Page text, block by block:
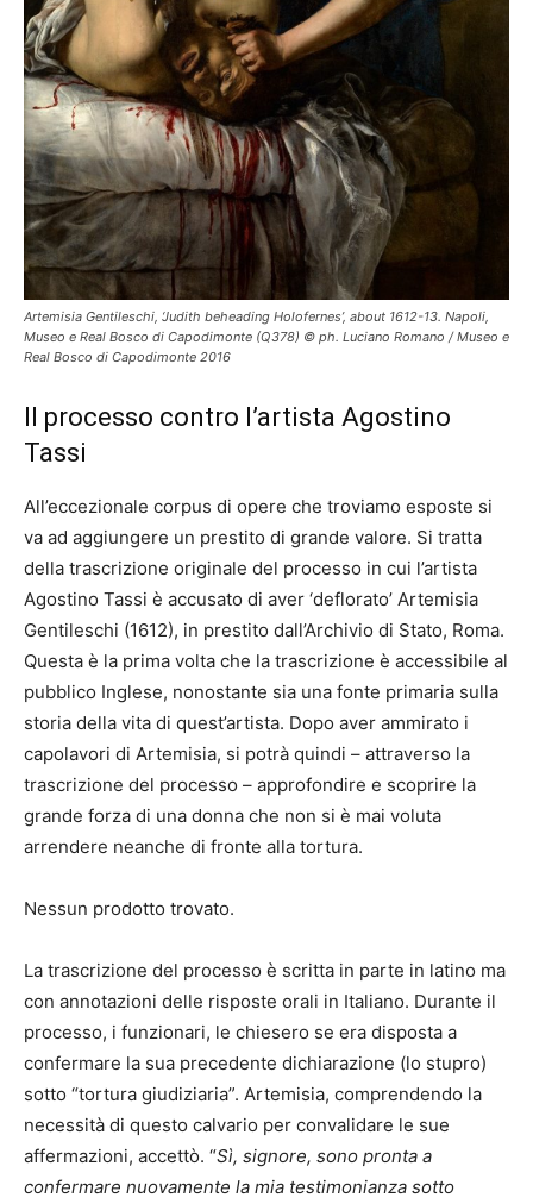
Artemisia Gentileschi, ‘Judith beheading Holofernes’, about 1612-13. Napoli,
Museo e Real Bosco di Capodimonte (Q378) © ph. Luciano Romano / Museo e
Real Bosco di Capodimonte 2016
Il processo contro l’artista Agostino
Tassi
All’eccezionale corpus di opere che troviamo esposte si
va ad aggiungere un prestito di grande valore. Si tratta
della trascrizione originale del processo in cui l’artista
Agostino Tassi è accusato di aver ‘deflorato’ Artemisia
Gentileschi (1612), in prestito dall’Archivio di Stato, Roma.
Questa è la prima volta che la trascrizione è accessibile al
pubblico Inglese, nonostante sia una fonte primaria sulla
storia della vita di quest’artista. Dopo aver ammirato i
capolavori di Artemisia, si potrà quindi – attraverso la
trascrizione del processo – approfondire e scoprire la
grande forza di una donna che non si è mai voluta
arrendere neanche di fronte alla tortura.
Nessun prodotto trovato.
La trascrizione del processo è scritta in parte in latino ma
con annotazioni delle risposte orali in Italiano. Durante il
processo, i funzionari, le chiesero se era disposta a
confermare la sua precedente dichiarazione (lo stupro)
sotto “tortura giudiziaria”. Artemisia, comprendendo la
necessità di questo calvario per convalidare le sue
affermazioni, accettò. “Sì, signore, sono pronta a
confermare nuovamente la mia testimonianza sotto